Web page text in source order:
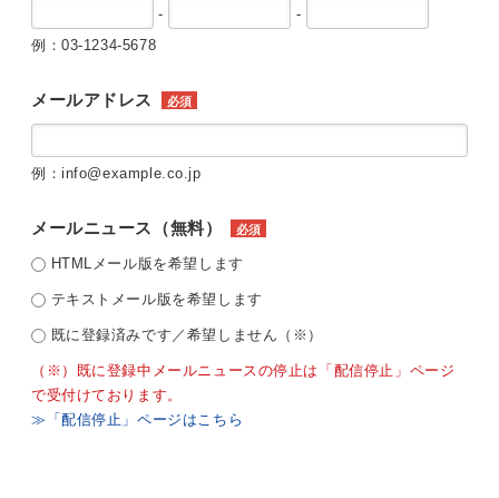
-
-
例：03-1234-5678
メールアドレス 必須
例：info@example.co.jp
メールニュース（無料） 必須
HTMLメール版を希望します
テキストメール版を希望します
既に登録済みです／希望しません（※）
（※）既に登録中メールニュースの停止は「配信停止」ページ
で受付けております。
≫「配信停止」ページはこちら